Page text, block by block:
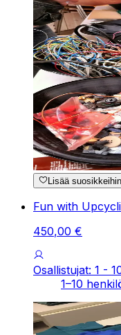
Lisää suosikkeihin
Fun with
450,00 €
Osallistujat: 1 -
1–10